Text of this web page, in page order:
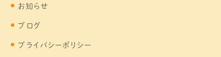
お知らせ
ブログ
プライバシーポリシー